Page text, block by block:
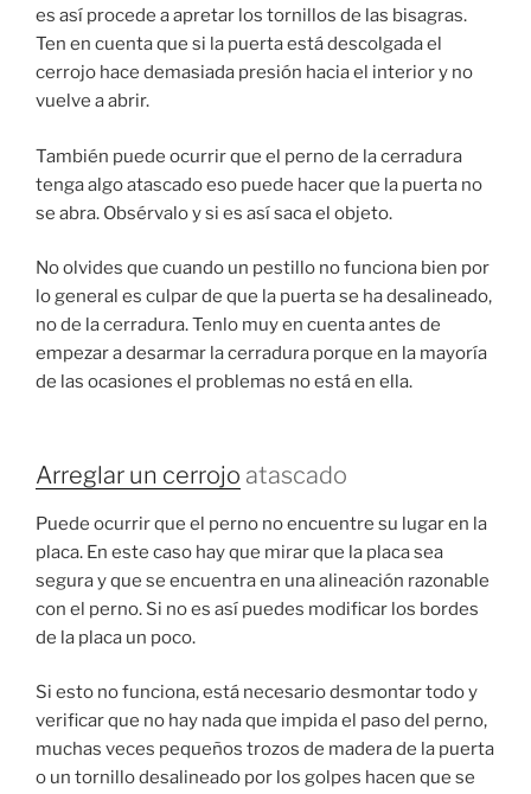
es así procede a apretar los tornillos de las bisagras.
Ten en cuenta que si la puerta está descolgada el
cerrojo hace demasiada presión hacia el interior y no
vuelve a abrir.
También puede ocurrir que el perno de la cerradura
tenga algo atascado eso puede hacer que la puerta no
se abra. Obsérvalo y si es así saca el objeto.
No olvides que cuando un pestillo no funciona bien por
lo general es culpar de que la puerta se ha desalineado,
no de la cerradura. Tenlo muy en cuenta antes de
empezar a desarmar la cerradura porque en la mayoría
de las ocasiones el problemas no está en ella.
Arreglar un cerrojo atascado
Puede ocurrir que el perno no encuentre su lugar en la
placa. En este caso hay que mirar que la placa sea
segura y que se encuentra en una alineación razonable
con el perno. Si no es así puedes modificar los bordes
de la placa un poco.
Si esto no funciona, está necesario desmontar todo y
verificar que no hay nada que impida el paso del perno,
muchas veces pequeños trozos de madera de la puerta
o un tornillo desalineado por los golpes hacen que se